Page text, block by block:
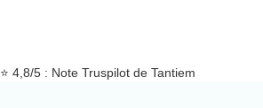
⭐ 4,8/5 : Note Truspilot de Tantiem